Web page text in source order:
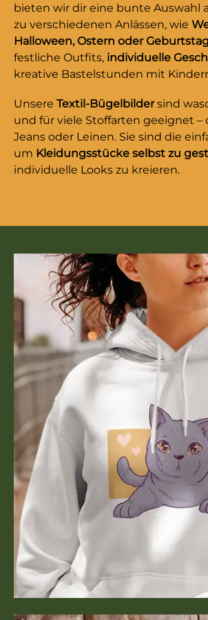
bieten wir dir eine bunte Auswahl
zu verschiedenen Anlässen, wie
Halloween, Ostern oder Geburtstag
festliche Outfits, individuelle
kreative Bastelstunden mit
Unsere Textil-Bügelbildersind
und für viele Stoffarten geeignet –
Jeans oder Leinen. Sie sind die
um Kleidungsstücke selbst zu
individuelle Looks zu kreieren.